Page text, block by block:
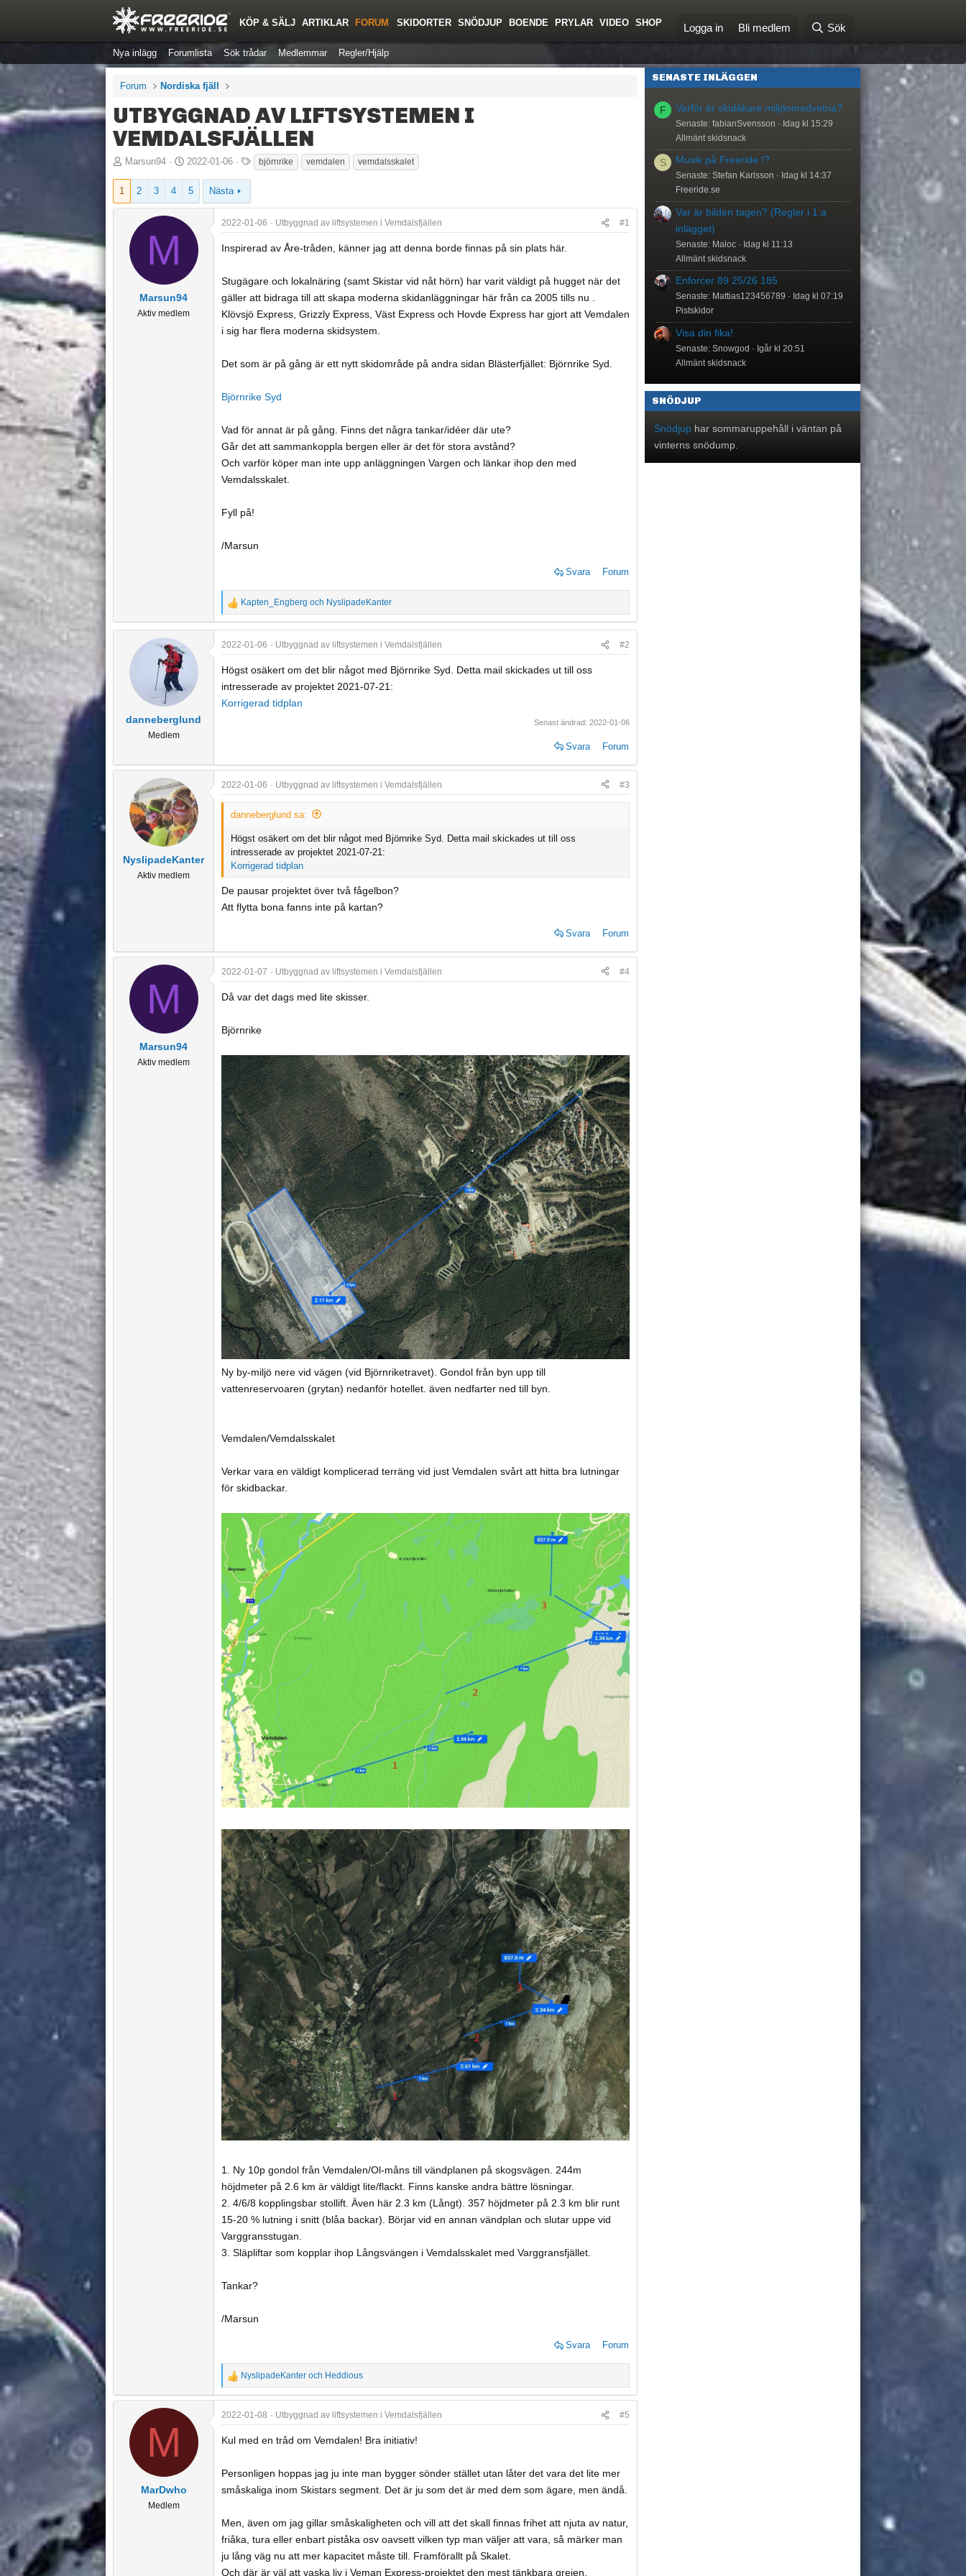
KÖP & SÄLJ ARTIKLAR FORUM SKIDORTER SNÖDJUP BOENDE PRYLAR VIDEO SHOP Logga in Bli medlem Sök
Nya inlägg Forumlista Sök trådar Medlemmar Regler/Hjälp
Forum Nordiska fjäll
UTBYGGNAD AV LIFTSYSTEMEN I
VEMDALSFJÄLLEN
T
r
d
Marsun94
S
t
a
r
t
t
m
2022-01-06
g
a
björnrike vemdalen vemdalsskalet
1 2 3 4 5 Nästa
M
Marsun94
Aktiv medlem
2022-01-06 Utbyggnad av liftsystemen i Vemdalsfjällen #1
Inspirerad av Åre-tråden, känner jag att denna borde finnas på sin plats här.
Stugägare och lokalnäring (samt Skistar vid nåt hörn) har varit väldigt på hugget när det
gäller att bidraga till att skapa moderna skidanläggningar här från ca 2005 tills nu .
Klövsjö Express, Grizzly Express, Väst Express och Hovde Express har gjort att Vemdalen
i sig har flera moderna skidsystem.
Det som är på gång är ett nytt skidområde på andra sidan Blästerfjället: Björnrike Syd.
Björnrike Syd
Vad för annat är på gång. Finns det några tankar/idéer där ute?
Går det att sammankoppla bergen eller är det för stora avstånd?
Och varför köper man inte upp anläggningen Vargen och länkar ihop den med
Vemdalsskalet.
Fyll på!
/Marsun
Svara Forum
R
e
t
n
Kapten_Engberg och NyslipadeKanter
danneberglund
Medlem
2022-01-06 Utbyggnad av liftsystemen i Vemdalsfjällen #2
Högst osäkert om det blir något med Björnrike Syd. Detta mail skickades ut till oss
intresserade av projektet 2021-07-21:
Korrigerad tidplan
Senast ändrad: 2022-01-06
Svara Forum
NyslipadeKanter
Aktiv medlem
2022-01-06 Utbyggnad av liftsystemen i Vemdalsfjällen #3
danneberglund sa:
Högst osäkert om det blir något med Björnrike Syd. Detta mail skickades ut till oss
intresserade av projektet 2021-07-21:
Korrigerad tidplan
De pausar projektet över två fågelbon?
Att flytta bona fanns inte på kartan?
Svara Forum
M
Marsun94
Aktiv medlem
2022-01-07 Utbyggnad av liftsystemen i Vemdalsfjällen #4
Då var det dags med lite skisser.
Björnrike
Ny by-miljö nere vid vägen (vid Björnriketravet). Gondol från byn upp till
vattenreservoaren (grytan) nedanför hotellet. även nedfarter ned till byn.
Vemdalen/Vemdalsskalet
Verkar vara en väldigt komplicerad terräng vid just Vemdalen svårt att hitta bra lutningar
för skidbackar.
1. Ny 10p gondol från Vemdalen/Ol-måns till vändplanen på skogsvägen. 244m
höjdmeter på 2.6 km är väldigt lite/flackt. Finns kanske andra bättre lösningar.
2. 4/6/8 kopplingsbar stollift. Även här 2.3 km (Långt). 357 höjdmeter på 2.3 km blir runt
15-20 % lutning i snitt (blåa backar). Börjar vid en annan vändplan och slutar uppe vid
Varggransstugan.
3. Släpliftar som kopplar ihop Långsvängen i Vemdalsskalet med Varggransfjället.
Tankar?
/Marsun
Svara Forum
R
e
a
c
t
o
s
NyslipadeKanter och Heddious
M
MarDwho
Medlem
2022-01-08 Utbyggnad av liftsystemen i Vemdalsfjällen #5
Kul med en tråd om Vemdalen! Bra initiativ!
Personligen hoppas jag ju inte man bygger sönder stället utan låter det vara det lite mer
småskaliga inom Skistars segment. Det är ju som det är med dem som ägare, men ändå.
Men, även om jag gillar småskaligheten och vill att det skall finnas frihet att njuta av natur,
friåka, tura eller enbart piståka osv oavsett vilken typ man väljer att vara, så märker man
ju lång väg nu att mer kapacitet måste till. Framförallt på Skalet.
Och där är väl att vaska liv i Veman Express-projektet den mest tänkbara grejen.
SENASTE INLÄGGEN
F Varför är skidåkare miljöomedvetna?
Senaste: fabianSvensson
Idag kl 15:29
Allmänt skidsnack
S Musik på Freeride !?
Senaste: Stefan Karlsson
Idag kl 14:37
Freeride.se
Var är bilden tagen? (Regler i 1:a
inlägget)
Senaste: Maloc
Idag kl 11:13
Allmänt skidsnack
Enforcer 89 25/26 185
Senaste: Mattias123456789
Idag kl 07:19
Pistskidor
Visa din fika!
Senaste: Snowgod
Igår kl 20:51
Allmänt skidsnack
SNÖDJUP
Snödjup har sommaruppehåll i väntan på
vinterns snödump.